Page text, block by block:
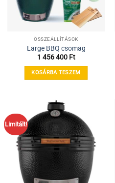
ÖSSZEÁLLÍTÁSOK
Large BBQ csomag
1 456 400 Ft
KOSÁRBA TESZEM
Limitált!